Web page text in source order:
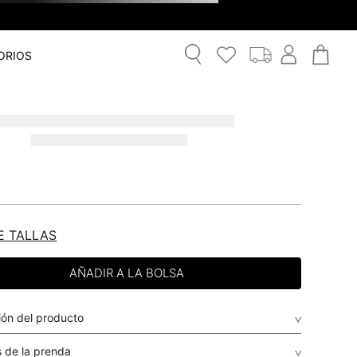
TALLAS
del producto
de la prenda